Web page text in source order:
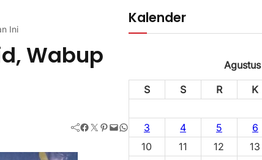
Ini
Wabup
Facebook Twitter Pinterest Mail WhatsApp
Kalender
S
S R K
3
4 5 6
10
11 12 13